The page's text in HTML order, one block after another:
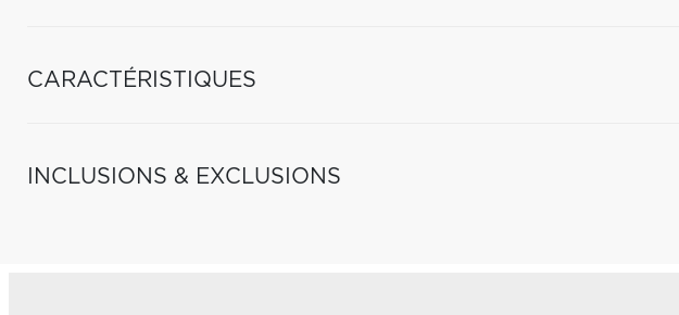
CARACTÉRISTIQUES
INCLUSIONS & EXCLUSIONS